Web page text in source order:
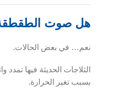
هل صوت
نعم… في بعض الحالات.
الثلاجات الحديثة فيها
بسبب تغير الحرارة.